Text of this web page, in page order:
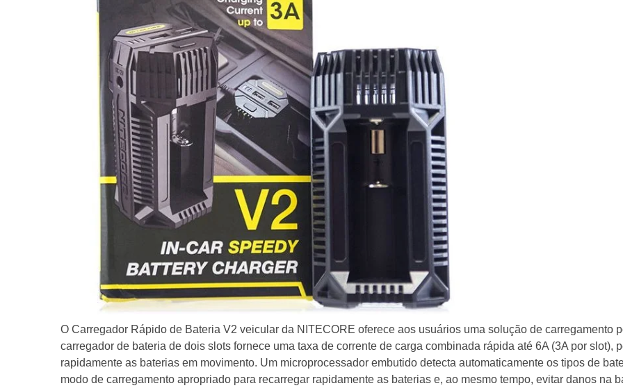
O Carregador Rápido de Bateria V2 veicular da NITECORE oferece aos usuários uma solução de carregamento
carregador de bateria de dois slots fornece uma taxa de corrente de carga combinada rápida até 6A (3A por slot),
rapidamente as baterias em movimento. Um microprocessador embutido detecta automaticamente os tipos de
modo de carregamento apropriado para recarregar rapidamente as baterias e, ao mesmo tempo, evitar danos na